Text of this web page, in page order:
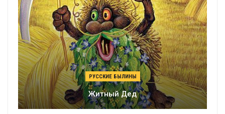
РУССКИЕ БЫЛИНЫ
Житный Дед